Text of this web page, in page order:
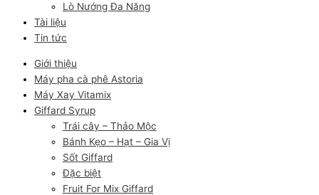
Lò Nướng Đa Năng
Tài liệu
Tin tức
Giới thiệu
Máy pha cà phê Astoria
Máy Xay Vitamix
Giffard Syrup
Trái cây – Thảo Mộc
Bánh Kẹo – Hạt – Gia Vị
Sốt Giffard
Đặc biệt
Fruit For Mix Giffard